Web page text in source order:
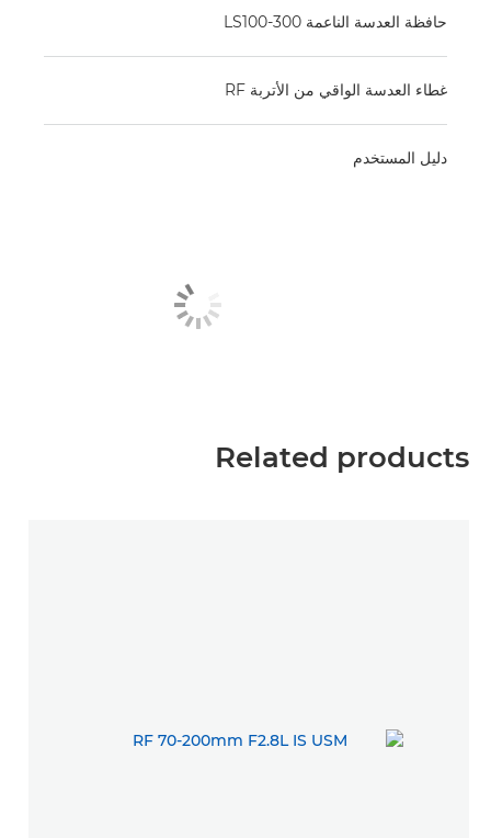
حافظة العدسة الناعمة LS100-300
غطاء العدسة الواقي من الأتربة RF
دليل المستخدم
Related products